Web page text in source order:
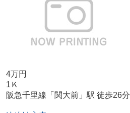
4万円
1Ｋ
阪急千里線「関大前」駅 徒歩26分